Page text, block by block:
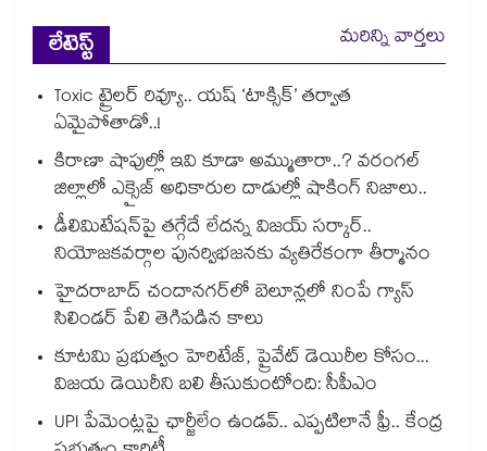
లేటెస్ట్
మరిన్ని వార్తలు
Toxic ట్రైలర్ రివ్యూ.. యష్ ‘టాక్సిక్’ తర్వాత
ఏమైపోతాడో..!
కిరాణా షాపుల్లో ఇవి కూడా అమ్ముతారా..? వరంగల్
జిల్లాలో ఎక్సైజ్ అధికారుల దాడుల్లో షాకింగ్ నిజాలు..
డీలిమిటేషన్‎పై తగ్గేదే లేదన్న విజయ్ సర్కార్..
నియోజకవర్గాల పునర్విభజనకు వ్యతిరేకంగా తీర్మానం
హైదరాబాద్⁪ చందానగర్⁫లో బెలూన్లలో నింపే గ్యాస్
సిలిండర్ పేలి తెగిపడిన కాలు
కూటమి ప్రభుత్వం హెరిటేజ్, ప్రైవేట్ డెయిరీల కోసం...
విజయ డెయిరీని బలి తీసుకుంటోంది: సీపీఎం
UPI పేమెంట్లపై ఛార్జీలేం ఉండవ్.. ఎప్పటిలానే ఫ్రీ.. కేంద్ర